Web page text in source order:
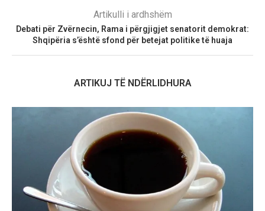
Artikulli i ardhshëm
Debati për Zvërnecin, Rama i përgjigjet senatorit demokrat:
Shqipëria s’është sfond për betejat politike të huaja
ARTIKUJ TË NDËRLIDHURA